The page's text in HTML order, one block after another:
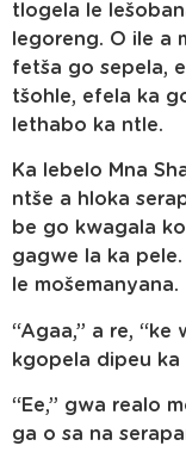
tlogela le
legoreng. O ile a
fetša go sepela,
tšohle, efela ka
lethabo ka ntle.
Ka lebelo Mna
ntše a hloka
be go kwagala
gagwe la ka
le mošemanyana.
“Agaa,” a re, “ke
kgopela dipeu ka
“Ee,” gwa realo
ga o sa na